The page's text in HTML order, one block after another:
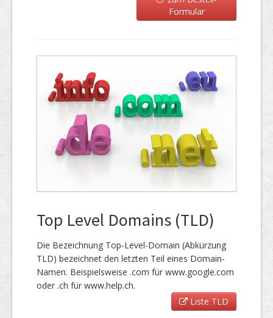
Formular
Top Level Domains (TLD)
Die Bezeichnung Top-Level-Domain (Abkürzung
TLD) bezeichnet den letzten Teil eines Domain-
Namen. Beispielsweise .com für www.google.com
oder .ch für www.help.ch.
Liste TLD